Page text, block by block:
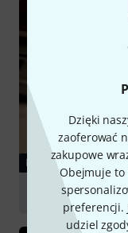
Dzięki
zaoferować
zakupowe
Obejmuje to
preferencji.
udziel
PORADNIKI
Digital Pianos